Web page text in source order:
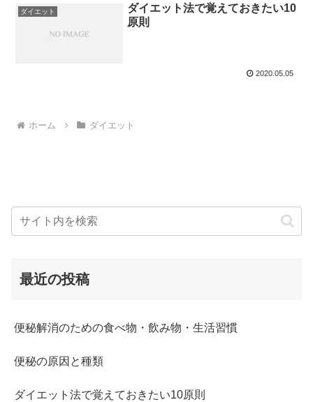
ダイエット
ダイエット法で覚えておきたい10
原則
2020.05.05
ホーム ダイエット
最近の投稿
便秘解消のための食べ物・飲み物・生活習慣
便秘の原因と種類
ダイエット法で覚えておきたい10原則